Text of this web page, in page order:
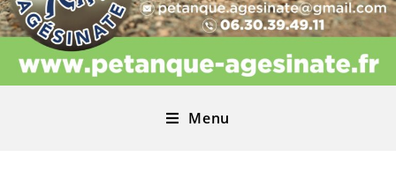
Menu